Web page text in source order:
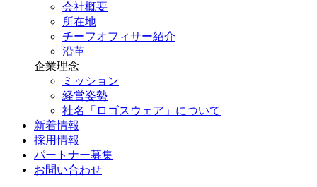
会社概要
所在地
チーフオフィサー紹介
沿革
企業理念
ミッション
経営姿勢
社名「ロゴスウェア」について
新着情報
採用情報
パートナー募集
お問い合わせ